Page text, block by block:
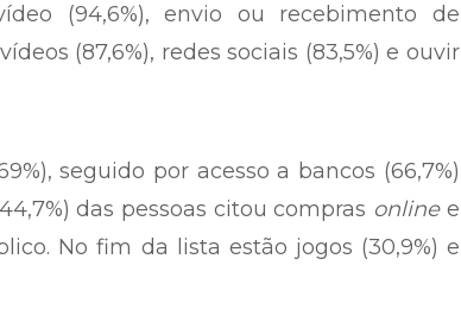
(94,6%), envio ou recebimento de
(87,6%), redes sociais (83,5%) e ouvir
seguido por acesso a bancos (66,7%)
das pessoas citou compras onlinee
No fim da lista estão jogos (30,9%) e